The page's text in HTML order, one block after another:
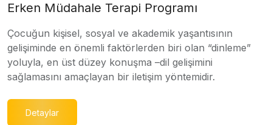
Erken Müdahale Terapi Programı
Çocuğun kişisel, sosyal ve akademik yaşantısının
gelişiminde en önemli faktörlerden biri olan “dinleme”
yoluyla, en üst düzey konuşma –dil gelişimini
sağlamasını amaçlayan bir iletişim yöntemidir.
Detaylar